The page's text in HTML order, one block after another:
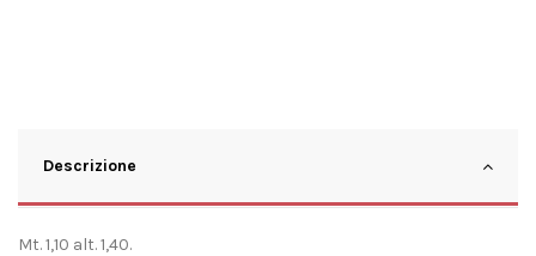
Descrizione
Mt. 1,10 alt. 1,40.